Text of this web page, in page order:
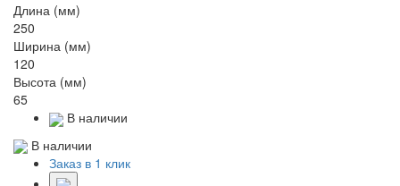
Длина (мм)
250
Ширина (мм)
120
Высота (мм)
65
В наличии
В наличии
Заказ в 1 клик